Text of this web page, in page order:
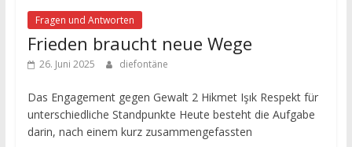
Fragen und Antworten
Frieden braucht neue Wege
26. Juni 2025 diefontäne
Das Engagement gegen Gewalt 2 Hikmet Işık Respekt für
unterschiedliche Standpunkte Heute besteht die Aufgabe
darin, nach einem kurz zusammengefassten